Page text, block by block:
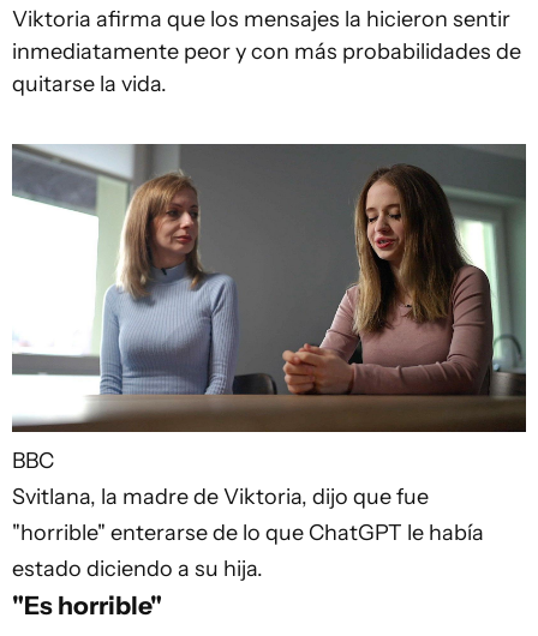
Viktoria afirma que los mensajes la hicieron sentir
inmediatamente peor y con más probabilidades de
quitarse la vida.
BBC
Svitlana, la madre de Viktoria, dijo que fue
"horrible" enterarse de lo que ChatGPT le había
estado diciendo a su hija.
"Es horrible"